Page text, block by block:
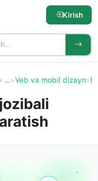
Kirish
… Veb va mobil dizayn